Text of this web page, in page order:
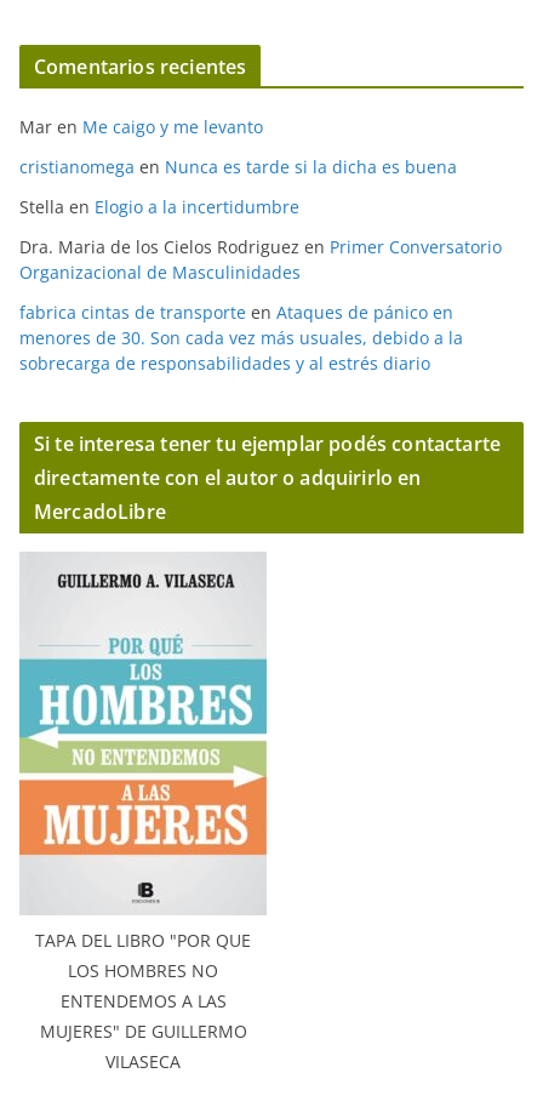
Comentarios recientes
Mar en Me caigo y me levanto
cristianomega en Nunca es tarde si la dicha es buena
Stella en Elogio a la incertidumbre
Dra. Maria de los Cielos Rodriguez en Primer Conversatorio
Organizacional de Masculinidades
fabrica cintas de transporte en Ataques de pánico en
menores de 30. Son cada vez más usuales, debido a la
sobrecarga de responsabilidades y al estrés diario
Si te interesa tener tu ejemplar podés contactarte
directamente con el autor o adquirirlo en
MercadoLibre
TAPA DEL LIBRO "POR QUE
LOS HOMBRES NO
ENTENDEMOS A LAS
MUJERES" DE GUILLERMO
VILASECA